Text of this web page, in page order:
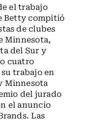
el trabajo
Betty compitió
de clubes
Minnesota,
del Sur y
cuatro
trabajo en
Minnesota
del jurado
el anuncio
Las